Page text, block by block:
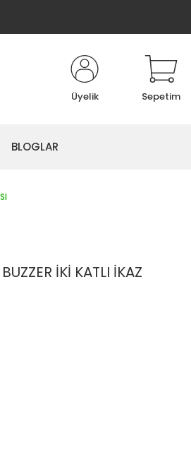
Üyelik Sepetim
BLOGLAR
İKİ KATLI İKAZ